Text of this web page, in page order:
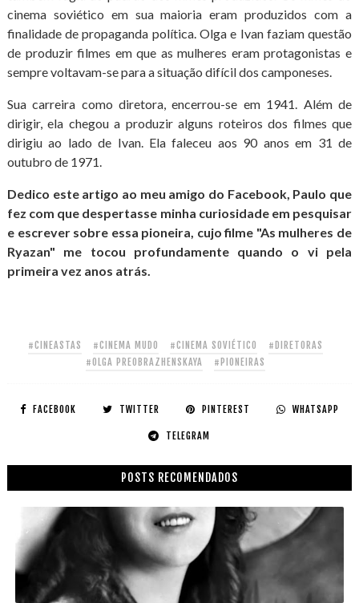
cinema soviético em sua maioria eram produzidos com a
finalidade de propaganda política. Olga e Ivan faziam questão
de produzir filmes em que as mulheres eram protagonistas e
sempre voltavam-se para a situação difícil dos camponeses.
Sua carreira como diretora, encerrou-se em 1941. Além de
dirigir, ela chegou a produzir alguns roteiros dos filmes que
dirigiu ao lado de Ivan. Ela faleceu aos 90 anos em 31 de
outubro de 1971.
Dedico este artigo ao meu amigo do Facebook, Paulo que
fez com que despertasse minha curiosidade em pesquisar
e escrever sobre essa pioneira, cujo filme "As mulheres de
Ryazan" me tocou profundamente quando o vi pela
primeira vez anos atrás.
#CINEASTAS #CINEMA MUDO #CINEMA SOVIÉTICO
#DIRETORAS
#OLGA PREOBRAZHENSKAYA
#PIONEIRAS
FACEBOOK TWITTER PINTEREST WHATSAPP
TELEGRAM
POSTS RECOMENDADOS